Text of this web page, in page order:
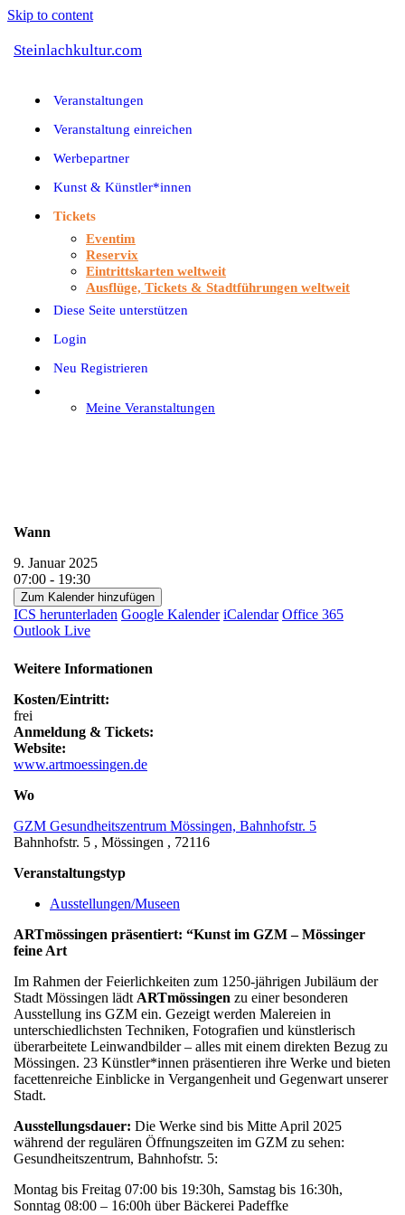
Skip to content
Steinlachkultur.com
Veranstaltungen
Veranstaltung einreichen
Werbepartner
Kunst & Künstler*innen
Tickets
Eventim
Reservix
Eintrittskarten weltweit
Ausflüge, Tickets & Stadtführungen weltweit
Diese Seite unterstützen
Login
Neu Registrieren
Meine Veranstaltungen
Wann
9. Januar 2025
07:00 - 19:30
Zum Kalender hinzufügen
ICS herunterladen Google Kalender iCalendar Office 365
Outlook Live
Weitere Informationen
Kosten/Eintritt:
frei
Anmeldung & Tickets:
Website:
www.artmoessingen.de
Wo
GZM Gesundheitszentrum Mössingen, Bahnhofstr. 5
Bahnhofstr. 5 , Mössingen , 72116
Veranstaltungstyp
Ausstellungen/Museen
ARTmössingen präsentiert: “Kunst im GZM – Mössinger
feine Art
Im Rahmen der Feierlichkeiten zum 1250-jährigen Jubiläum der
Stadt Mössingen lädt ARTmössingen zu einer besonderen
Ausstellung ins GZM ein. Gezeigt werden Malereien in
unterschiedlichsten Techniken, Fotografien und künstlerisch
überarbeitete Leinwandbilder – alles mit einem direkten Bezug zu
Mössingen. 23 Künstler*innen präsentieren ihre Werke und bieten
facettenreiche Einblicke in Vergangenheit und Gegenwart unserer
Stadt.
Ausstellungsdauer: Die Werke sind bis Mitte April 2025
während der regulären Öffnungszeiten im GZM zu sehen:
Gesundheitszentrum, Bahnhofstr. 5:
Montag bis Freitag 07:00 bis 19:30h, Samstag bis 16:30h,
Sonntag 08:00 – 16:00h über Bäckerei Padeffke